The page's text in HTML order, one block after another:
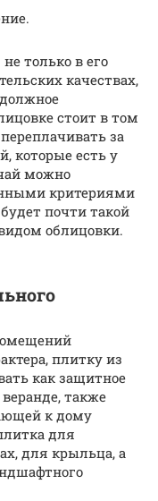
только в его
качествах,
стоит в том
за
которые есть у
можно
критериями
почти такой
облицовки.
плитку из
как защитное
также
к дому
для
для крыльца, а